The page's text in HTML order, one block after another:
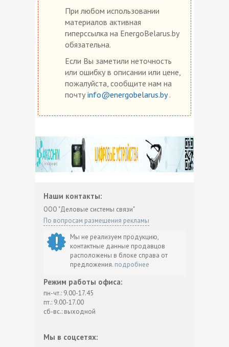
При любом использовании
материалов активная
гиперссылка на EnergoBelarus.by
обязательна.
Если Вы заметили неточность
или ошибку в описании или цене,
пожалуйста, сообщите нам на
почту info@energobelarus.by.
Наши контакты:
ООО "Деловые системы связи"
По вопросам размещения рекламы
Мы не реализуем продукцию,
контактные данные продавцов
расположены в блоке справа от
предложения. подробнее
Режим работы офиса:
пн-чт.: 9.00-17.45
пт.: 9.00-17.00
сб-вс.: выходной
Мы в соцсетях: